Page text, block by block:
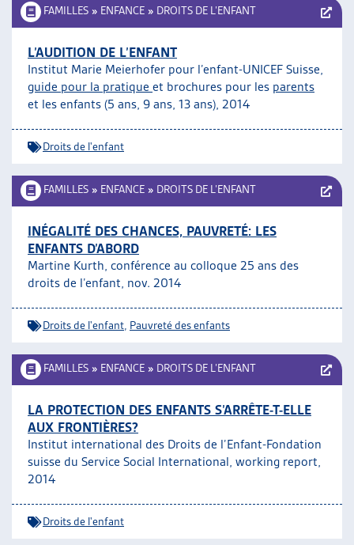
FAMILLES » ENFANCE » DROITS DE L’ENFANT
L’AUDITION DE L’ENFANT
Institut Marie Meierhofer pour l’enfant-UNICEF Suisse,
guide pour la pratique et brochures pour les parents
et les enfants (5 ans, 9 ans, 13 ans), 2014
Droits de l'enfant
FAMILLES » ENFANCE » DROITS DE L’ENFANT
INÉGALITÉ DES CHANCES, PAUVRETÉ: LES
ENFANTS D’ABORD
Martine Kurth, conférence au colloque 25 ans des
droits de l’enfant, nov. 2014
Droits de l'enfant Pauvreté des enfants
FAMILLES » ENFANCE » DROITS DE L’ENFANT
LA PROTECTION DES ENFANTS S’ARRÊTE-T-ELLE
AUX FRONTIÈRES?
Institut international des Droits de l’Enfant-Fondation
suisse du Service Social International, working report,
2014
Droits de l'enfant